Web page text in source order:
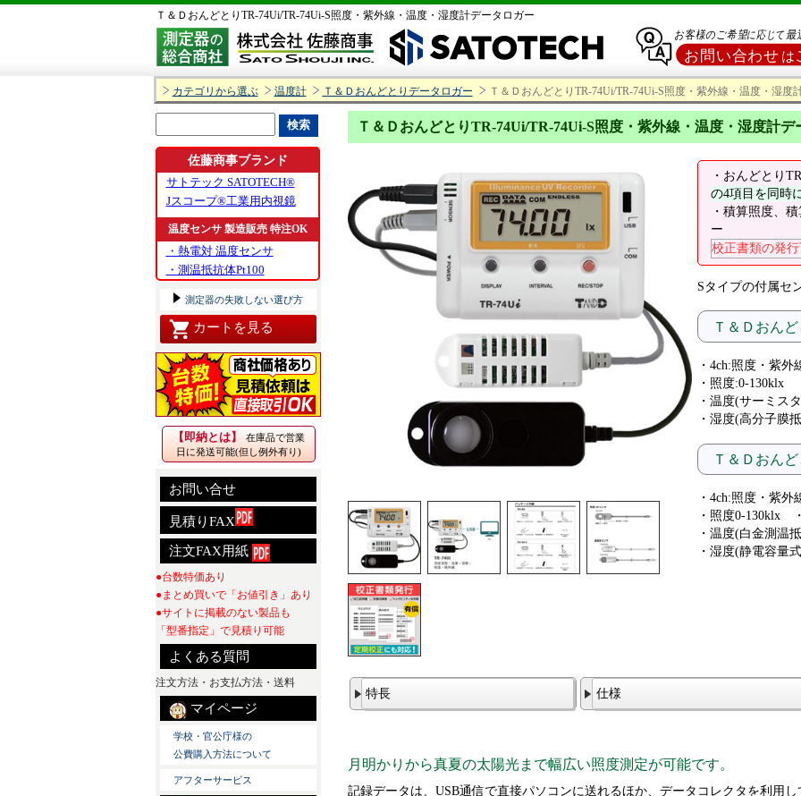
Ｔ＆ＤおんどとりTR-74Ui/TR-74Ui-S照度・紫外線・温度・湿度計データロガー
カテゴリから選ぶ 温度計 Ｔ＆Ｄおんどとりデータロガー Ｔ＆ＤおんどとりTR-74Ui/TR-74Ui-S照度・紫外線・温度・湿度
Ｔ＆ＤおんどとりTR-74Ui/TR-74Ui-S照度・紫外線・温度・湿度計デ
・おんどとり
の4項目を同時
・積算照度、
ー
校正書類の発
Sタイプの付属セ
Ｔ＆Ｄおん
・4ch:照度・紫
・照度:0-130klx
・温度(サーミス
・湿度(高分子膜
Ｔ＆Ｄおん
・4ch:照度・紫
・照度0-130klx
・温度(白金測温
・湿度(静電容量
特長 仕様
月明かりから真夏の太陽光まで幅広い照度測定が可能です。
記録データは、USB通信で直接パソコンに送れるほか、データコレクタを利用
佐藤商事ブランド
サトテック SATOTECH®
Jスコープ®工業用内視鏡
温度センサ 製造販売 特注OK
・熱電対 温度センサ
・測温抵抗体Pt100
測定器の失敗しない選び方
カートを見る
【即納とは】
在庫品で営業
日に発送可能(但し例外有り)
お問い合せ
見積りFAX
注文FAX用紙
●台数特価あり
●まとめ買いで「お値引き」あり
●サイトに掲載のない製品も
「型番指定」で見積り可能
よくある質問
注文方法・お支払方法・送料
マイページ
学校・官公庁様の
公費購入方法について
アフターサービス